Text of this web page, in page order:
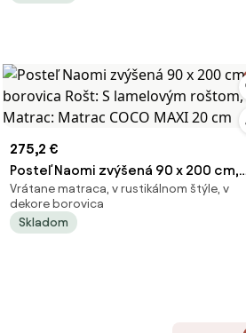
275,2 €
Posteľ Naomi zvýšená 90 x 200 cm,
borovica Rošt: S lamelovým roštom,
Matrac: Matrac COCO MAXI 20 cm
Vrátane matraca, v rustikálnom štýle, v
dekore borovica
Skladom